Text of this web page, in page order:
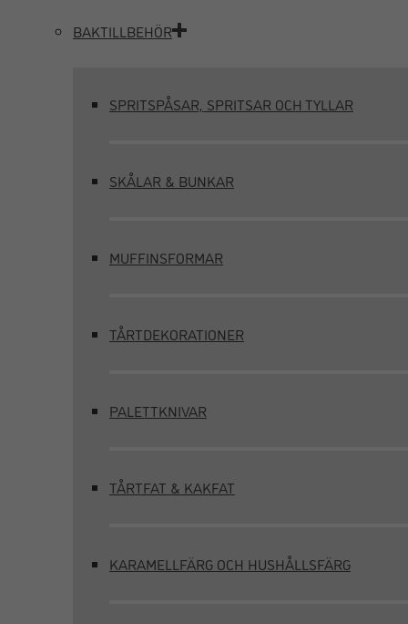
BAKTILLBEHÖR
SPRITSPÅSAR, SPRITSAR OCH TYLLAR
SKÅLAR & BUNKAR
MUFFINSFORMAR
TÅRTDEKORATIONER
PALETTKNIVAR
TÅRTFAT & KAKFAT
KARAMELLFÄRG OCH HUSHÅLLSFÄRG